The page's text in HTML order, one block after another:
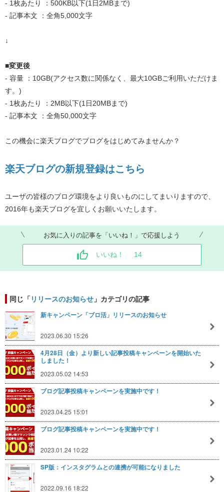
- 1枚あたり ：500KB以下(1日2MBまで)
- 記事本文 ：全角5,000文字
↓
■変更後
- 容量 ：10GB(アクセス数に関係なく、最大10GBご利用いただけま
す。)
- 1枚あたり ：2MB以下(1日20MBまで)
- 記事本文 ：全角50,000文字
この機会に楽天ブログでブログをはじめてみませんか？
楽天ブログの新規登録はこちら
ユーザの皆様のブログ環境をより良いものにしてまいりますので、
2016年も楽天ブログを宜しくお願いいたします。
お気に入りの記事を「いいね！」で応援しよう
いいね！ 14
同じ「リリースのお知らせ 」カテゴリの記事
新キャンペーン「ブロ活」リリースのお知らせ
2023.06.30 15:26
4月28日（金）より新しい記事投稿キャンペーンを開始いた
しました！
2023.05.02 14:53
ブログ記事投稿キャンペーンを実施中です！
2023.04.25 15:01
ブログ記事投稿キャンペーンを実施中です！
2023.01.24 10:22
SP版：インスタグラムとの連携が可能になりました
2022.09.16 18:22